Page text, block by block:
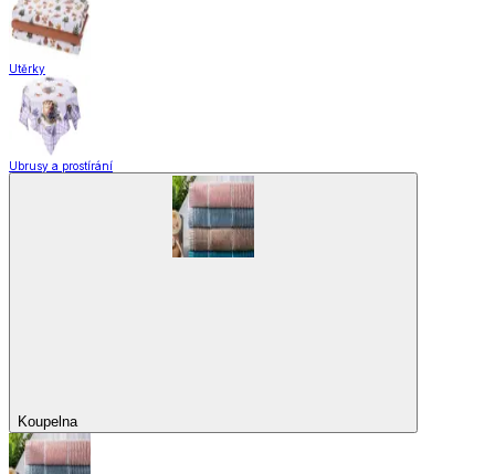
Utěrky
Ubrusy a prostírání
Koupelna